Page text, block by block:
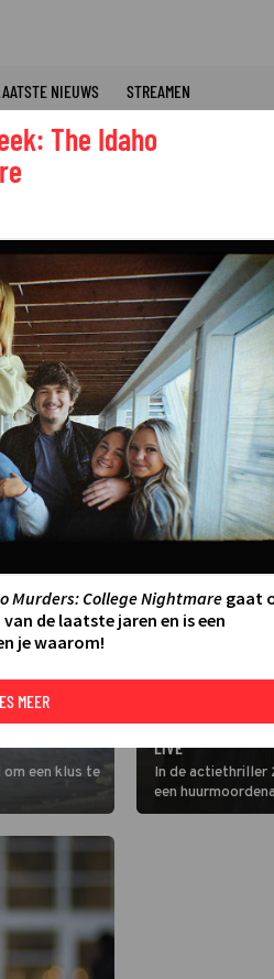
NIEUWS STREAMEN
een klus te
ETHAN HAWKE
LIVE
In de actiethriller
een
Daarna zal hij
The Idaho
Murders: College Nightmaregaat
de laatste jaren en is een
je waarom!
MEER